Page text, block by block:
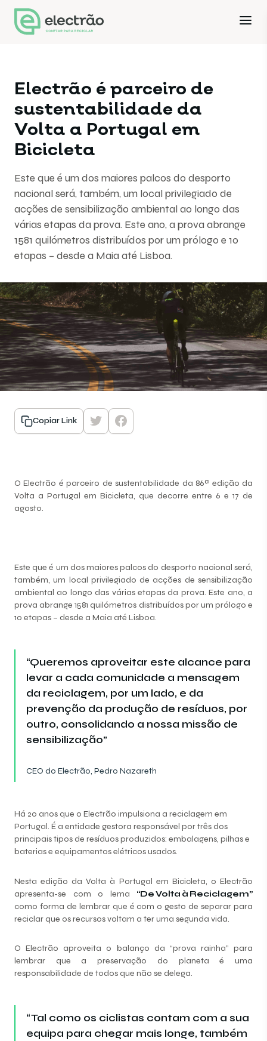
Electrão é parceiro de
sustentabilidade da
Volta a Portugal em
Bicicleta
Este que é um dos maiores palcos do desporto
nacional será, também, um local privilegiado de
acções de sensibilização ambiental ao longo das
várias etapas da prova. Este ano, a prova abrange
1581 quilómetros distribuídos por um prólogo e 10
etapas – desde a Maia até Lisboa.
Copiar Link
O Electrão é parceiro de sustentabilidade da 86ª edição da
Volta a Portugal em Bicicleta, que decorre entre 6 e 17 de
agosto.
Este que é um dos maiores palcos do desporto nacional será,
também, um local privilegiado de acções de sensibilização
ambiental ao longo das várias etapas da prova. Este ano, a
prova abrange 1581 quilómetros distribuídos por um prólogo e
10 etapas – desde a Maia até Lisboa.
“Queremos aproveitar este alcance para
levar a cada comunidade a mensagem
da reciclagem, por um lado, e da
prevenção da produção de resíduos, por
outro, consolidando a nossa missão de
sensibilização”
CEO do Electrão, Pedro Nazareth
Há 20 anos que o Electrão impulsiona a reciclagem em
Portugal. É a entidade gestora responsável por três dos
principais tipos de resíduos produzidos: embalagens, pilhas e
baterias e equipamentos elétricos usados.
Nesta edição da Volta à Portugal em Bicicleta, o Electrão
apresenta-se com o lema “De Volta à Reciclagem”
como forma de lembrar que é com o gesto de separar para
reciclar que os recursos voltam a ter uma segunda vida.
O Electrão aproveita o balanço da “prova rainha” para
lembrar que a preservação do planeta é uma
responsabilidade de todos que não se delega.
“Tal como os ciclistas contam com a sua
equipa para chegar mais longe, também